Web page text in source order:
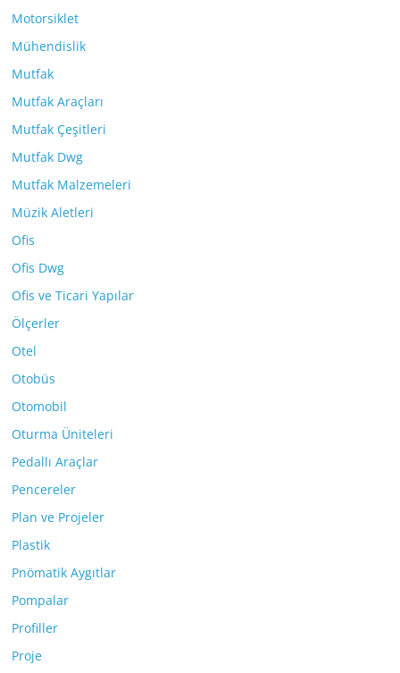
Motorsiklet
Mühendislik
Mutfak
Mutfak Araçları
Mutfak Çeşitleri
Mutfak Dwg
Mutfak Malzemeleri
Müzik Aletleri
Ofis
Ofis Dwg
Ofis ve Ticari Yapılar
Ölçerler
Otel
Otobüs
Otomobil
Oturma Üniteleri
Pedallı Araçlar
Pencereler
Plan ve Projeler
Plastik
Pnömatik Aygıtlar
Pompalar
Profiller
Proje